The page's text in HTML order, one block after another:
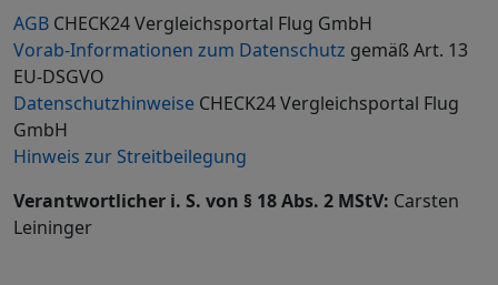
AGB CHECK24 Vergleichsportal Flug GmbH
Vorab-Informationen zum Datenschutz gemäß Art. 13
EU-DSGVO
Datenschutzhinweise CHECK24 Vergleichsportal Flug
GmbH
Hinweis zur Streitbeilegung
Verantwortlicher i. S. von § 18 Abs. 2 MStV: Carsten
Leininger